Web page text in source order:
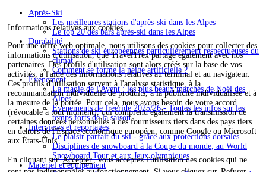
Informations relatives aux cookies
Pour une offre web optimale, nous utilisons des cookies pour collecter des
informations d'utilisation, que TravelTrex partage également avec nos
partenaires. Des profils d'utilisation sont alors créés sur la base de vos
activités, à l'aide des informations relatives au terminal et au navigateur.
Ces profils d'utilisation servent à l'analyse statistique, à la
recommandation individuelle de produits, à la publicité individualisée et à
la mesure de la portée. Pour cela, nous avons besoin de votre accord
(révocable à tout moment), qui comprend également la transmission de
certaines données personnelles à des fournisseurs tiers dans des pays tiers
en dehors de l'Espace économique européen, comme Google ou Microsoft
aux États-Unis.
En cliquant surAccepter, vous acceptez l'utilisation des cookies qui ne
Après-Ski
Les meilleures stations d'après-ski dans les Alpes
Le top 20 des bars après-ski dans les Alpes
Durabilité
Stations de ski européennes particulièrement respectueuses du
climat
Comment se forme la neige artificielle ?
Événement
La magie de l'Avent : les plus beaux marchés de Noël des
Alpes
Événements de freeride 2025/26 - Toutes les infos sur les
temps forts de la saison
Interviews et reportages
Le plaisir parfait du ski - grâce aux protections dorsales
Disciplines de snowboard à la Coupe du monde, au World
Snowboard Tour et aux Jeux olympiques
Matériel et équipement